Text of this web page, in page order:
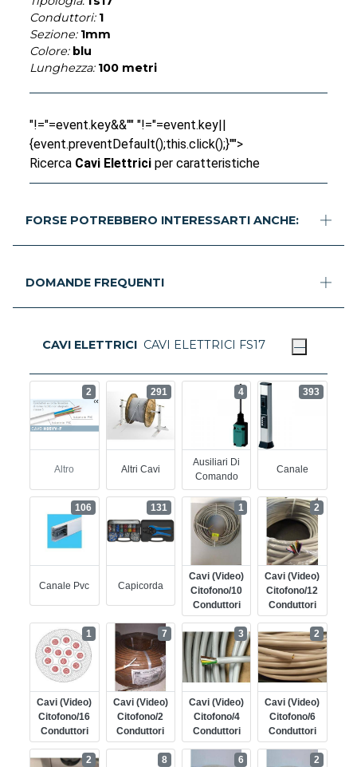
Conduttori: 1
Sezione: 1mm
Colore: blu
Lunghezza: 100 metri
"!="=event.key&&"" "!="=event.key||
{event.preventDefault();this.click();}"">
Ricerca Cavi Elettriciper caratteristiche
FORSE POTREBBERO INTERESSARTI ANCHE:
DOMANDE FREQUENTI
CAVI ELETTRICI CAVI ELETTRICI FS17
Altro
2
Altri Cavi
291
Ausiliari Di
Comando
4
Canale
393
Canale Pvc
106
Capicorda
131
Cavi (video)
Citofono/10
Conduttori
1
Cavi (video)
Citofono/12
Conduttori
2
Cavi (video)
Citofono/16
Conduttori
1
Cavi (video)
Citofono/2
Conduttori
7
Cavi (video)
Citofono/4
Conduttori
3
Cavi (video)
Citofono/6
Conduttori
2
2 8 6 2